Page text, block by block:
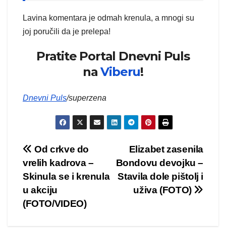
Lavina komentara je odmah krenula, a mnogi su
joj poručili da je prelepa!
Pratite Portal Dnevni Puls
naViberu!
Dnevni Puls/superzena
Kretanje
članka
Elizabet zasenila
Bondovu devojku –
Stavila dole pištolj i
uživa (FOTO)
Od crkve do
vrelih kadrova –
Skinula se i krenula
u akciju
(FOTO/VIDEO)